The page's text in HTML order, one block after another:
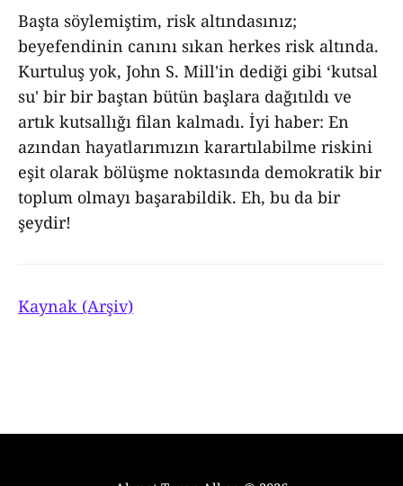
Başta söylemiştim, risk altındasınız;
beyefendinin canını sıkan herkes risk altında.
Kurtuluş yok, John S. Mill'in dediği gibi ‘kutsal
su' bir bir baştan bütün başlara dağıtıldı ve
artık kutsallığı filan kalmadı. İyi haber: En
azından hayatlarımızın karartılabilme riskini
eşit olarak bölüşme noktasında demokratik bir
toplum olmayı başarabildik. Eh, bu da bir
şeydir!
Kaynak (Arşiv)